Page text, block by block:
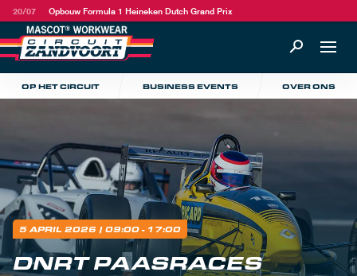
20/07 Opbouw Formula 1 Heineken Dutch Grand Prix
OP HET CIRCUIT BUSINESS EVENTS OVER ONS
5 APRIL 2026 | 09:00 - 17:00
DNRT PAASRACES